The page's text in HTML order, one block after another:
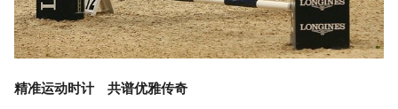
精准运动时计 共谱优雅传奇